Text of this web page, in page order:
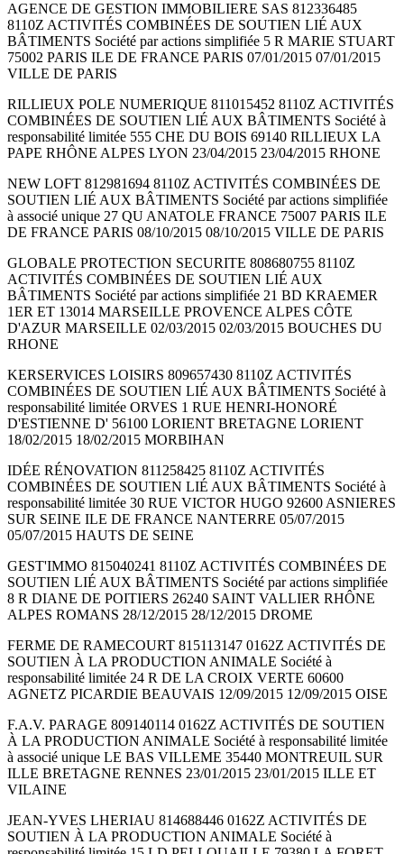
AGENCE DE GESTION IMMOBILIERE SAS 812336485
8110Z ACTIVITÉS COMBINÉES DE SOUTIEN LIÉ AUX
BÂTIMENTS Société par actions simplifiée 5 R MARIE STUART
75002 PARIS ILE DE FRANCE PARIS 07/01/2015 07/01/2015
VILLE DE PARIS
RILLIEUX POLE NUMERIQUE 811015452 8110Z ACTIVITÉS
COMBINÉES DE SOUTIEN LIÉ AUX BÂTIMENTS Société à
responsabilité limitée 555 CHE DU BOIS 69140 RILLIEUX LA
PAPE RHÔNE ALPES LYON 23/04/2015 23/04/2015 RHONE
NEW LOFT 812981694 8110Z ACTIVITÉS COMBINÉES DE
SOUTIEN LIÉ AUX BÂTIMENTS Société par actions simplifiée
à associé unique 27 QU ANATOLE FRANCE 75007 PARIS ILE
DE FRANCE PARIS 08/10/2015 08/10/2015 VILLE DE PARIS
GLOBALE PROTECTION SECURITE 808680755 8110Z
ACTIVITÉS COMBINÉES DE SOUTIEN LIÉ AUX
BÂTIMENTS Société par actions simplifiée 21 BD KRAEMER
1ER ET 13014 MARSEILLE PROVENCE ALPES CÔTE
D'AZUR MARSEILLE 02/03/2015 02/03/2015 BOUCHES DU
RHONE
KERSERVICES LOISIRS 809657430 8110Z ACTIVITÉS
COMBINÉES DE SOUTIEN LIÉ AUX BÂTIMENTS Société à
responsabilité limitée ORVES 1 RUE HENRI-HONORÉ
D'ESTIENNE D' 56100 LORIENT BRETAGNE LORIENT
18/02/2015 18/02/2015 MORBIHAN
IDÉE RÉNOVATION 811258425 8110Z ACTIVITÉS
COMBINÉES DE SOUTIEN LIÉ AUX BÂTIMENTS Société à
responsabilité limitée 30 RUE VICTOR HUGO 92600 ASNIERES
SUR SEINE ILE DE FRANCE NANTERRE 05/07/2015
05/07/2015 HAUTS DE SEINE
GEST'IMMO 815040241 8110Z ACTIVITÉS COMBINÉES DE
SOUTIEN LIÉ AUX BÂTIMENTS Société par actions simplifiée
8 R DIANE DE POITIERS 26240 SAINT VALLIER RHÔNE
ALPES ROMANS 28/12/2015 28/12/2015 DROME
FERME DE RAMECOURT 815113147 0162Z ACTIVITÉS DE
SOUTIEN À LA PRODUCTION ANIMALE Société à
responsabilité limitée 24 R DE LA CROIX VERTE 60600
AGNETZ PICARDIE BEAUVAIS 12/09/2015 12/09/2015 OISE
F.A.V. PARAGE 809140114 0162Z ACTIVITÉS DE SOUTIEN
À LA PRODUCTION ANIMALE Société à responsabilité limitée
à associé unique LE BAS VILLEME 35440 MONTREUIL SUR
ILLE BRETAGNE RENNES 23/01/2015 23/01/2015 ILLE ET
VILAINE
JEAN-YVES LHERIAU 814688446 0162Z ACTIVITÉS DE
SOUTIEN À LA PRODUCTION ANIMALE Société à